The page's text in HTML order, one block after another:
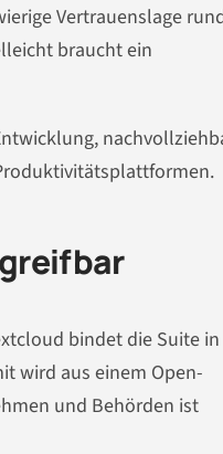
Vertrauenslage
braucht ein
bindet die Suite in
wird aus einem Open-
und Behörden ist